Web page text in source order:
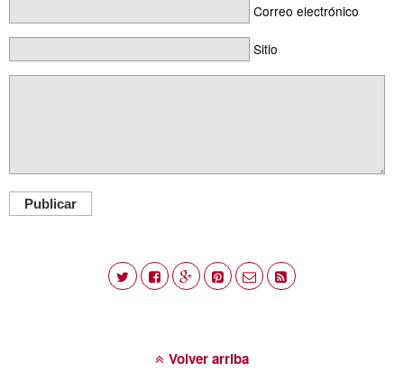
Correo electrónico
Sitio
Publicar
Volver arriba